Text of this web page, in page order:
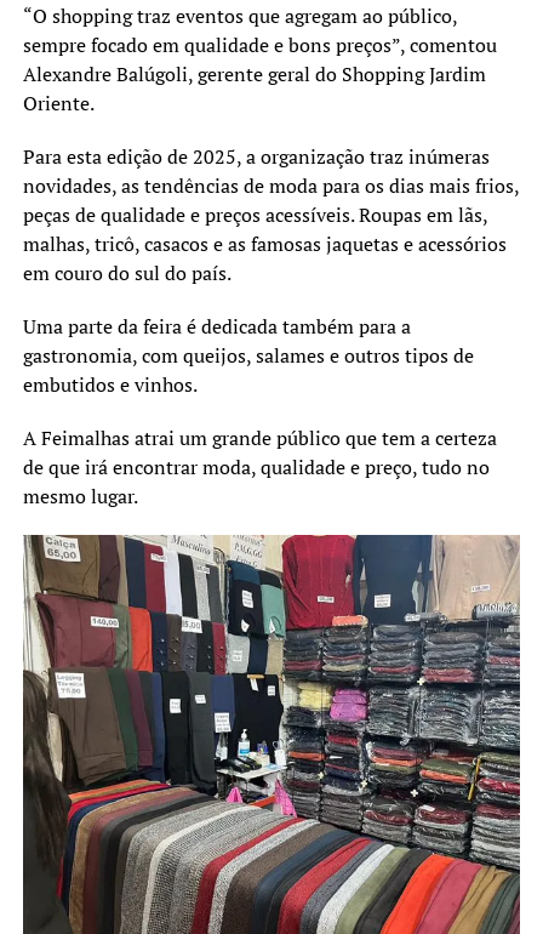
“O shopping traz eventos que agregam ao público,
sempre focado em qualidade e bons preços”, comentou
Alexandre Balúgoli, gerente geral do Shopping Jardim
Oriente.
Para esta edição de 2025, a organização traz inúmeras
novidades, as tendências de moda para os dias mais frios,
peças de qualidade e preços acessíveis. Roupas em lãs,
malhas, tricô, casacos e as famosas jaquetas e acessórios
em couro do sul do país.
Uma parte da feira é dedicada também para a
gastronomia, com queijos, salames e outros tipos de
embutidos e vinhos.
A Feimalhas atrai um grande público que tem a certeza
de que irá encontrar moda, qualidade e preço, tudo no
mesmo lugar.